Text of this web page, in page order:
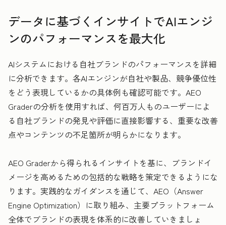
データに基づくインサイトでAIエンジ
ンのパフォーマンスを最大化
AIシステムにおける自社ブランドのパフォーマンスを詳細
に分析できます。各AIエンジンが自社や製品、競争優位性
をどう表現しているかの具体例も確認可能です。AEO
Graderの分析を使用すれば、何百万人ものユーザーによ
る自社ブランドの発見や評価に直接影響する、重要な改善
点やコンテンツの不足箇所が明らかになります。
AEO Graderから得られるインサイトを基に、ブランドイ
メージを高めるための包括的な戦略を策定できるようにな
ります。実践的なガイダンスを通じて、AEO（Answer
Engine Optimization）に取り組み、主要プラットフォーム
全体でブランドの表現を体系的に改善していきましょ